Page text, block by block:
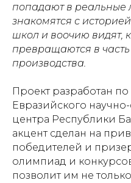
попадают в реальные
знакомятся с
школ и воочию видят,
превращаются в
производства.
Проект разработан
Евразийского
центра Республики
акцент сделан на
победителей и
олимпиад и
позволит им не